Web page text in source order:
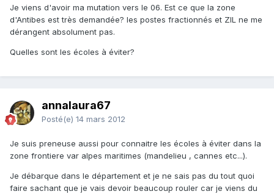
Je viens d'avoir ma mutation vers le 06. Est ce que la zone
d'Antibes est très demandée? les postes fractionnés et ZIL ne me
dérangent absolument pas.
Quelles sont les écoles à éviter?
annalaura67
Posté(e) 14 mars 2012
Je suis preneuse aussi pour connaitre les écoles à éviter dans la
zone frontiere var alpes maritimes (mandelieu , cannes etc...).
Je débarque dans le département et je ne sais pas du tout quoi
faire sachant que je vais devoir beaucoup rouler car je viens du